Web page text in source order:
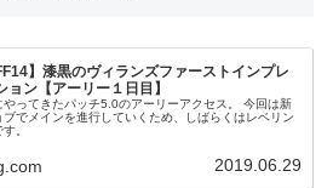
】漆黒のヴィランズファーストインプレ
ョン【アーリー１日目】
やってきたパッチ5.0のアーリーアクセス。 今回は新
ブでメインを進行していくため、しばらくはレベリン
。
2019.06.29